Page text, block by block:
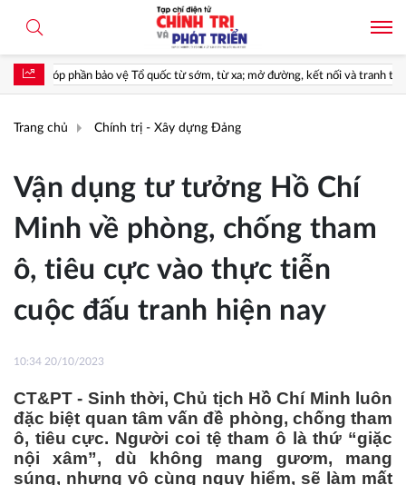
quốc từ sớm, từ xa; mở đường, kết nối và tranh thủ nguồn lực phát triển*
Trang chủ Chính trị - Xây dựng Đảng
Vận dụng tư tưởng Hồ Chí
Minh về phòng, chống tham
ô, tiêu cực vào thực tiễn
cuộc đấu tranh hiện nay
10:34 20/10/2023
CT&PT - Sinh thời, Chủ tịch Hồ Chí Minh luôn
đặc biệt quan tâm vấn đề phòng, chống tham
ô, tiêu cực. Người coi tệ tham ô là thứ “giặc
nội xâm”, dù không mang gươm, mang
súng, nhưng vô cùng nguy hiểm, sẽ làm mất